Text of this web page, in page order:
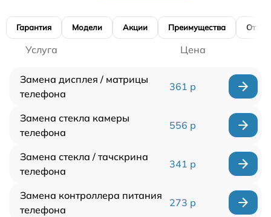
Гарантия Модели Акции Преимущества
Услуга Цена
Замена дисплея / матрицы
телефона
361 р
Замена стекла камеры
телефона
556 р
Замена стекла / тачскрина
телефона
341 р
Замена контроллера питания
телефона
273 р